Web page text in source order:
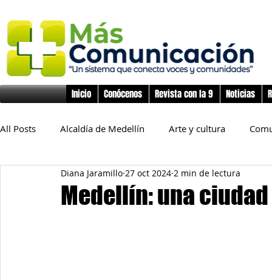
Inicio Conócenos Revista con la 9 Noticias
All Posts Alcaldía de Medellín Arte y cultura
Educación Derechos Humanos Deporte
Medellín: una
Diana Jaramillo 27 oct 2024 2 min de lectura